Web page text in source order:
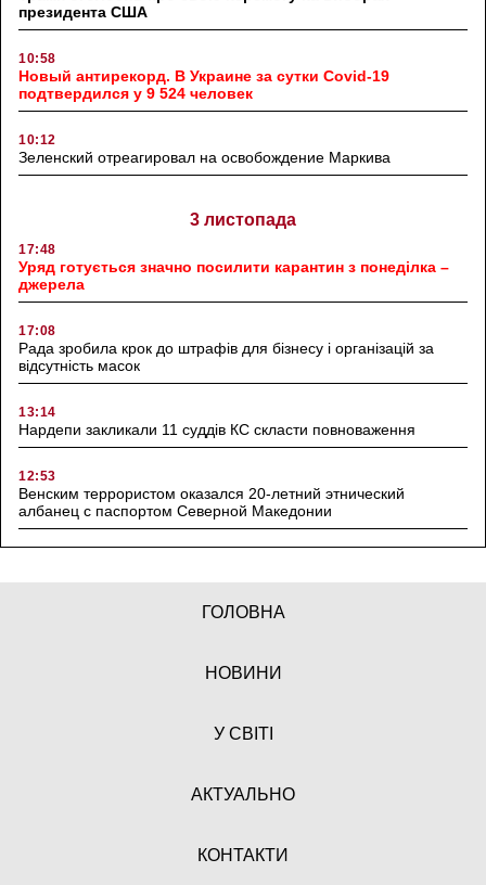
президента США
10:58
Новый антирекорд. В Украине за сутки Covid-19
подтвердился у 9 524 человек
10:12
Зеленский отреагировал на освобождение Маркива
3 листопада
17:48
Уряд готується значно посилити карантин з понеділка –
джерела
17:08
Рада зробила крок до штрафів для бізнесу і організацій за
відсутність масок
13:14
Нардепи закликали 11 суддів КС скласти повноваження
12:53
Венским террористом оказался 20-летний этнический
албанец с паспортом Северной Македонии
ГОЛОВНА
НОВИНИ
У СВІТІ
АКТУАЛЬНО
КОНТАКТИ